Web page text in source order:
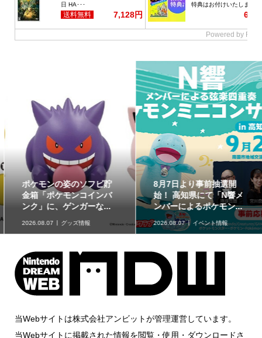
ポケモンの姿のソフビ貯
金箱「ポケモンコインバ
ンク」に、ゲンガーな...
2026.08.07 グッズ情報
8月7日より事前抽選開
始！ 高知県にて「N響メ
ンバーによるポケモン...
2026.08.07 イベント情報
当Webサイトは株式会社アンビットが管理運営しています。
当Webサイトに掲載された情報を閲覧・使用・ダウンロードさ